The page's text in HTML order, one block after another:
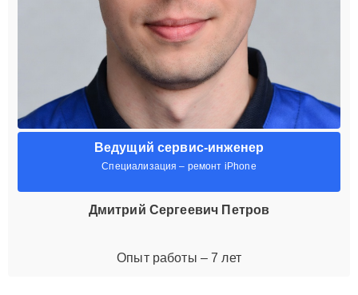
Ведущий сервис-инженер
Специализация – ремонт iPhone
Дмитрий Сергеевич Петров
Опыт работы – 7 лет